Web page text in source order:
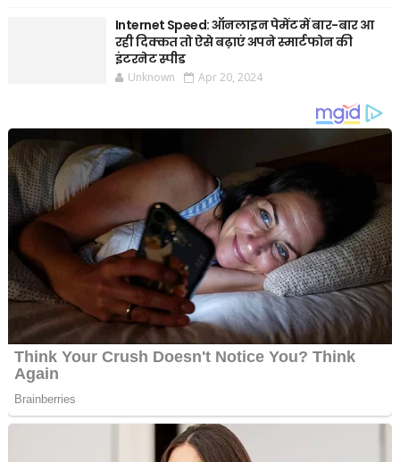
Internet Speed: ऑनलाइन पेमेंट में बार-बार आ
रही दिक्कत तो ऐसे बढ़ाएं अपने स्मार्टफोन की
इंटरनेट स्पीड
Unknown Apr 20, 2024